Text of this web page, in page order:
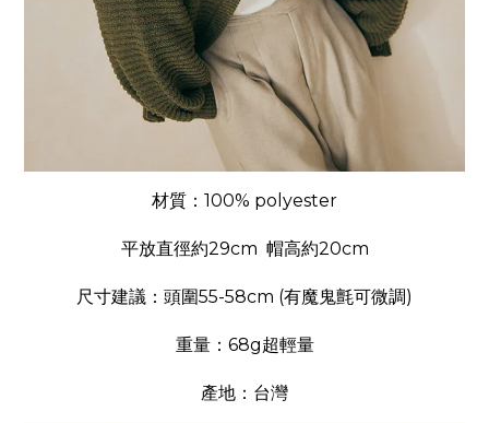
材質：100% polyester
平放直徑約29cm 帽高約20cm
尺寸建議：頭圍55-58cm (有魔鬼氈可微調)
重量：68g超輕量
產地：台灣